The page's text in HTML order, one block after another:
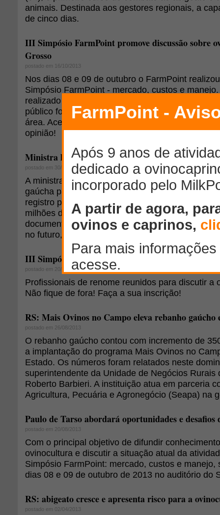
animais. Destinada aos gestores regionais, a
de cinco dias.
III Simpósio FarmPoint promove discussão sobre
Grosso
postado em 16/10/2013
Nos dias 08 e 09 de outubro o FarmPoint
Simpósio FarmPoint - mercado, custos e
realizado no auditório do Senar e contou com o
público foi composto por produtores de ovinos e
área. Acesse e confira o que foi discutido e
opinião!
Ministra lança Cadastro Ambiental Rural em
postado em 30/09/2013
A ministra do Meio Ambiente, Izabella Teixeira,
gaúcha para apresentar o sistema, que abrigará
registro público e eletrônico de informações
milhões de imóveis rurais existentes no país.
documento que facilitará a vida dos produtores,
no futuro, de crédito rural.
III Simpósio FarmPoint: mercado, custos e manejo
postado em 20/09/2013
Profissionais de renome reunidos para discutir a
Não fique de fora! Faça a sua inscrição!
RS: Mais Ovinos no Campo eleva rebanho gaúcho
postado em 26/08/2013
O rebanho gaúcho contou com incremento de
a implantação do programa Mais Ovinos no
Estado. Os números foram relatados neste
superintendente da Unidade de Negócios Rurais
Roberto Barbieri. A instituição atua em parceria
Agricultura, Pecuária e Agronegócio (Seapa) na
Paulo de Tarso abordará oportunidades e
postado em 20/08/2013
Com o principal objetivo de difundir
ovinocultura e discutir a situação atual da
Simpósio FarmPoint: mercado, custos e manejo,
dias 08 e 09 de outubro de 2013 no auditório do
RS: abigeato cresce e apresenta risco para a
postado em 02/04/2013